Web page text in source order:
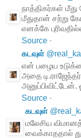
நாத்திகர்கள்
மீதுதான் சற்று
எனக்கே
Source ·
கடவுள் @
என் பழைய
அதை
அனுப்பிவிட்டேன்.
Source ·
கடவுள் @
மலேசிய
வைக்காததால்